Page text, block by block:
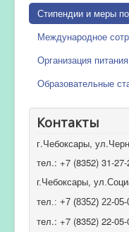
Стипендии и меры
Международное
Организация
Образовательные
Контакты
г.Чебоксары,
тел.: +7 (8352) 31-27-
г.Чебоксары,
тел.: +7 (8352) 22-05-
тел.: +7 (8352) 22-